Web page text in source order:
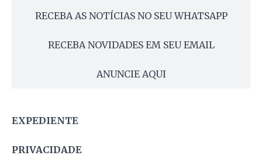
RECEBA AS NOTÍCIAS NO SEU WHATSAPP
RECEBA NOVIDADES EM SEU EMAIL
ANUNCIE AQUI
EXPEDIENTE
PRIVACIDADE